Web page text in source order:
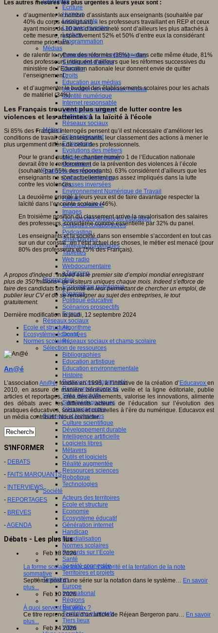
Ecriture
Humour
Langue orale
Langues vivantes
Lecture
Programmation
Médias
Compétences informationnelles
Culture des médias
Curation
Droits
Education aux médias
Information et nouveaux médias
Identité numérique
Internet responsable
Littératie numérique
Publication
Réseaux sociaux
Métiers
Entrepreneuriat
Entreprises
Evolutions des métiers
Métiers du numérique
Orientation
Pratiques numériques
Cartes heuristiques
Classes inversées
Environnement Numérique de Travail
Fablab
Géolocalisation
Images
Les mondes virtuels en éducation
Pratiques collaboratives
Podcasting
Smartphones
Tableaux numériques
Tablettes
Web radio
Webdocumentaire
eTwinning
Prospective
Ecosystème numérique
Espaces
Politique éducative
Scénarios prospectifs
Temps
Réseaux sociaux
Algorithme
Données
Réseaux sociaux et champ scolaire
Sélection de ressources
Bibliographies
Education artistique
Education environnementale
Histoire
Ressources citoyenneté
Ressources sciences
Sites éducatifs
Sites pédagogiques
Sites ressources
Sciences et techniques
Culture scientifique
Développement durable
Intelligence artificielle
Logiciels libres
Métavers
Outils et logiciels
Réalité augmentée
Ressources sciences
Robotique
Technologies
Société
Acteurs des territoires
Ecole et structure
Economie
Ecosystème éducatif
Génération internet
Handicap
Mondialisation
Normes scolaires
Regards sur l’Ecole
Santé
Société connectée
Territoires et projets
Territoires
Europe
International
Régions
Ruralité
Territoires et projets
Tiers lieux
Villes
Les autres mesures les plus urgentes à leurs yeux sont :
d’augmenter le nombre d’assistants aux enseignants (souhaitée par
40% du corps enseignant) – les professeurs travaillant en REP et ceux
ayant moins de 10 ans d’ancienneté sont d’ailleurs les plus attachés à
cette mesure, respectivement 52% et 50% d’entre eux la considérant
comme prioritaire ;
de ralentir le rythme des réformes (35%) – dans cette même étude, 81%
des professeurs indiquent d’ailleurs que les réformes successives du
ministère de l’Education nationale leur donnent envie de quitter
l’enseignement ;
et d’augmenter le budget des établissements scolaires pour les achats
de matériel (34%).
Les Français trouvent plus urgent de lutter contre les
violences et les atteintes à la laïcité à l'école
Si 85% des Français interrogés pensent qu’il est nécessaire d’améliorer les
conditions de travail des enseignants, leur classement des actions à mener le
plus urgemment diffère de celui des professionnels.
Pour le grand public, le chantier numéro 1 de l’Education nationale
devrait être le renforcement de la prévention des violences à l’école
(souhaité par 55% des répondants). 63% considèrent d’ailleurs que les
enseignants ne sont actuellement pas assez impliqués dans la lutte
contre les violences.
La deuxième priorité à leurs yeux est de faire davantage respecter la
laïcité dans l’enceinte scolaire (46%).
En troisième position du classement arrive la revalorisation des salaires
des professeurs, considérée comme essentielle par 32% du panel.
Les enseignants et la société dans son ensemble s’accordent en tout cas
sur un dur constat : en l’état actuel des choses, le métier est menacé (pour
80% des professeurs et 75% des Français).
A propos d'indeed : Indeed est le premier site d’emploi mondial enregistrant
plus de 350 millions+ de visiteurs uniques chaque mois. Indeed s’efforce de
faire des candidats une priorité en leur permettant de chercher un emploi, de
publier leur CV et de se renseigner au sujet des entreprises, le tout
gratuitement.
Dernière modification le jeudi, 12 septembre 2024
Ecole et structure,
Ecosystème éducatif,
Normes scolaires,
An@é
L’associationAn@é, fondée en 1996, à l’initiative de la création d’ Educavoxen
2010, en assure de manière bénévole la veille et la ligne éditoriale, publie
articles et reportages, crée des événements, valorise les innovations, alimente
des débats avec les différents acteurs de l’éducation sur l’évolution des
pratiques éducatives, sociales et culturelles à l’ère du numérique. Educavox est
un média contributif. Nous contacter.
S'INFORMER
- DEBATS
- FAITS MARQUANTS
- INTERVIEWS
- REPORTAGES
- BREVES
-AGENDA
Débats - Les plus lus
Feb 18 2026
La forme scolaire française, l’autorité et la tentation de la note
sommative
Septième post d’une série sur la notation dans le système… En savoir
plus...
Feb 10 2026
À quoi servent les vieux ?
Ce titre reprend celui d’un article de Réjean Bergeron paru… En savoir
plus...
Feb 24 2026